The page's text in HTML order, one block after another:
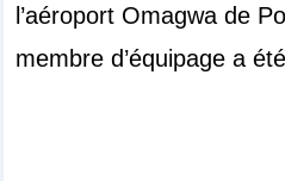
l’aéroport Omagwa de
membre d’équipage a